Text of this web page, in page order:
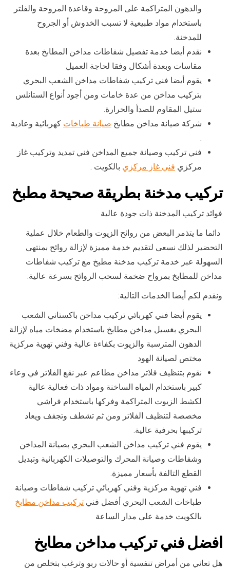
والدهون المتراكمة على المروحة وقاعدة المروحة والفلتر
باستخدام مواد طبيعية لا تسبب الخدوش أو الجروح
للمدخنة.
نقدم أيضا خدمة تفصيل شفاطات مداخن المطابخ بعدة
مقاسات وبعدة أشكال وفقا لحاجة العميل
يقوم أيضا فني تركيب شفاطات مداخن الشعب البحري
بتركيب مداخن من عدة خامات ومن أجود أنواع الستانلس
ستيل المقاوم للصدأ والحرارة.
شركة صيانة مداخن مطابخ صيانة طباخات كهربائية وعادية
.
فني تركيب وصيانة جميع المداخن فني تمديد وتركيب غاز
مركزي فني غاز مركزي بالكويت .
تركيب مدخنة بطريقة صحيحة مطبخ
فوائد تركيب المدخنة ذات جودة عالية
دائما ما يتذمر البعض من روائح الزيوت والطعام خلال عملية
التحضير لذلك نسعى لتقديم خدمة مميزة لإزالة روائح بمنتهى
السهولة عبر خدمة تركيب مدخنة مطبخ مع تركيب شفاطات
مداخن للمطابخ بمرواح ضخمة لسحب الروائح بسرعة عالية.
ونقدم لكم أيضا الخدمات التالية:
يقوم أيضا فني كهربائي تركيب مداخن باكستاني الشعب
البحري بغسيل مداخن مطابخ باستخدام مضخات مياه لإزالة
الدهون المترسبة والزيوت بكفاءة عالية وفني تهوية مركزية
مختص لصيانة الهود
نقوم بتنظيف فلاتر مداخن مطاعم عبر نقع الفلاتر في وعاء
كبير باستخدام المياه الساخنة ومواد ذات فعالية عالية
لكشط الزيوت المتراكمة وفركها باستخدام فراشي
مخصصة لتنظيف الفلاتر ومن ثم تشطف وتجفف ويعاد
تركيبها بحرفية عالية.
يقوم فني تركيب مداخن الشعب البحري بصيانة المداخن
وشفاطات وصيانة المحرك والتوصيلات الكهربائية وتبديل
القطع التالفة بأسعار مميزة.
فني تهوية مركزية وفني كهربائي تركيب شفاطات وصيانة
طباخات الشعب البحري أفضل فني تركيب مداخن مطابخ
بالكويت خدمة على مدار الساعة
افضل فني تركيب مداخن مطابخ
هل تعاني من أمراض تنفسية أو حالات ربو وترغب بتخلص من